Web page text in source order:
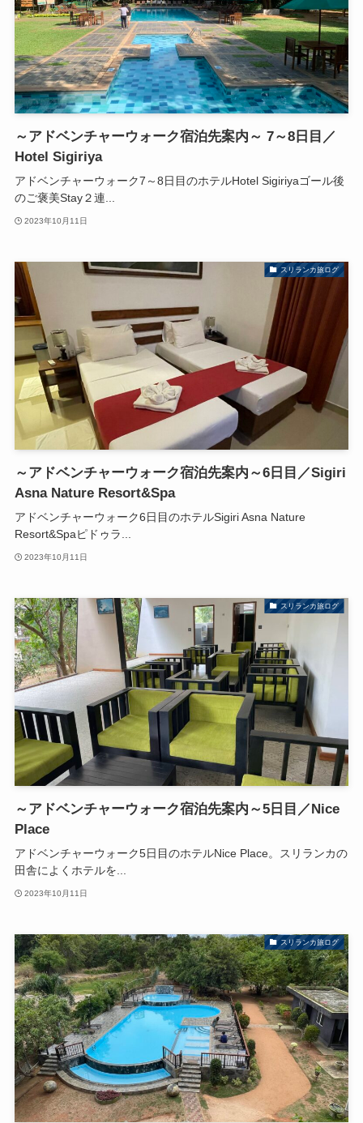
～アドベンチャーウォーク宿泊先案内～ 7～8日目／
Hotel Sigiriya
アドベンチャーウォーク7～8日目のホテルHotel Sigiriyaゴール後
のご褒美Stay２連...
2023年10月11日
スリランカ旅ログ
～アドベンチャーウォーク宿泊先案内～6日目／Sigiri
Asna Nature Resort&Spa
アドベンチャーウォーク6日目のホテルSigiri Asna Nature
Resort&Spaピドゥラ...
2023年10月11日
スリランカ旅ログ
～アドベンチャーウォーク宿泊先案内～5日目／Nice
Place
アドベンチャーウォーク5日目のホテルNice Place。スリランカの
田舎によくホテルを...
2023年10月11日
スリランカ旅ログ